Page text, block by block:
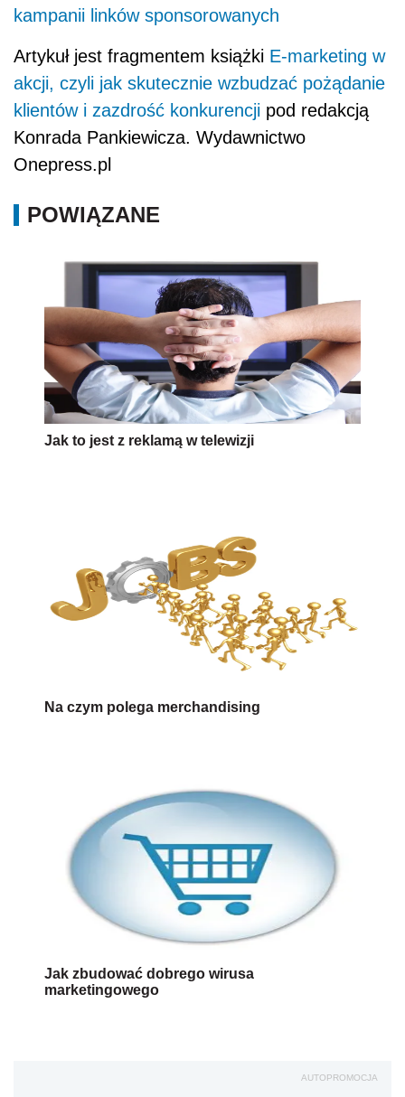
kampanii linków sponsorowanych
Artykuł jest fragmentem książki E-marketing w
akcji, czyli jak skutecznie wzbudzać pożądanie
klientów i zazdrość konkurencji pod redakcją
Konrada Pankiewicza. Wydawnictwo
Onepress.pl
POWIĄZANE
Jak to jest z reklamą w telewizji
Na czym polega merchandising
Jak zbudować dobrego wirusa
marketingowego
AUTOPROMOCJA